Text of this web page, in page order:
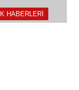
HABERLERI